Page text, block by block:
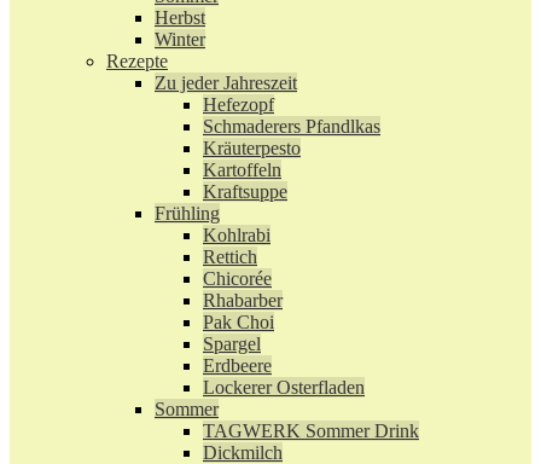
Herbst
Winter
Rezepte
Zu jeder Jahreszeit
Hefezopf
Schmaderers Pfandlkas
Kräuterpesto
Kartoffeln
Kraftsuppe
Frühling
Kohlrabi
Rettich
Chicorée
Rhabarber
Pak Choi
Spargel
Erdbeere
Lockerer Osterfladen
Sommer
TAGWERK Sommer Drink
Dickmilch